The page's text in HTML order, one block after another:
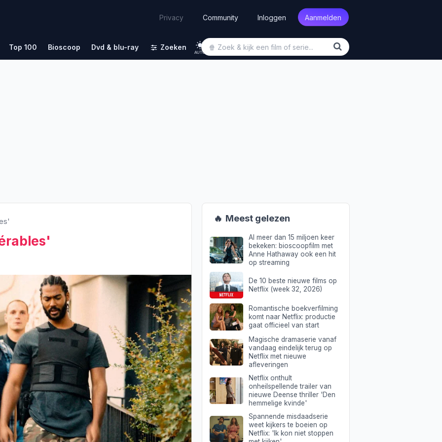
Privacy Community Inloggen Aanmelden
Top 100 Bioscoop Dvd & blu-ray Zoeken
AUTO
🔥 Meest gelezen
Al meer dan 15 miljoen keer
bekeken: bioscoopfilm met
Anne Hathaway ook een hit
op streaming
De 10 beste nieuwe films op
Netflix (week 32, 2026)
Romantische boekverfilming
komt naar Netflix: productie
gaat officieel van start
Magische dramaserie vanaf
vandaag eindelijk terug op
Netflix met nieuwe
afleveringen
Netflix onthult
onheilspellende trailer van
nieuwe Deense thriller 'Den
hemmelige kvinde'
Spannende misdaadserie
weet kijkers te boeien op
Netflix: 'Ik kon niet stoppen